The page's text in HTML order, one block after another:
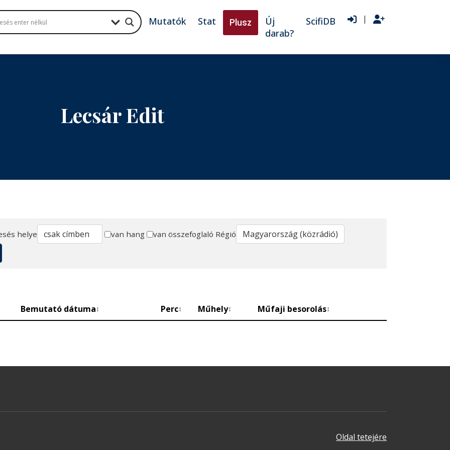
Mutatók Stat Plusz
Új
darab?
ScifiDB |
Lecsár Edit
helye van hang van összefoglaló Régió
Bemutató dátuma↕ Perc↕ Műhely↕ Műfaji besorolás↕
Oldal tetejére